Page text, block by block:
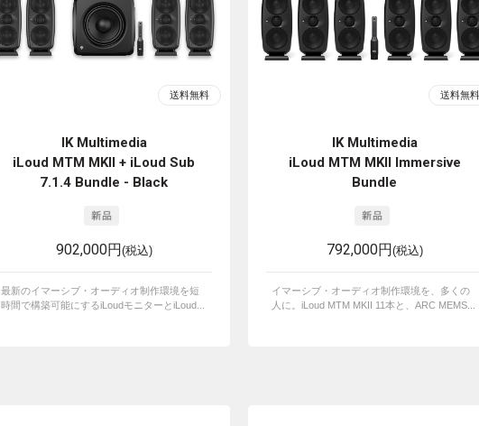
IK Multimedia
iLoud MTM MKII + iLoud Sub
7.1.4 Bundle - Black
902,000円(税込)
最新のイマーシブ・オーディオ制作環境を短
時間で構築可能にするiLoudモニターとiLoud...
IK Multimedia
iLoud MTM MKII Immersive
Bundle
792,000円(税込)
イマーシブ・オーディオ制作環境を、多くの
人に。iLoud MTM MKII 11本と、ARC MEMS...